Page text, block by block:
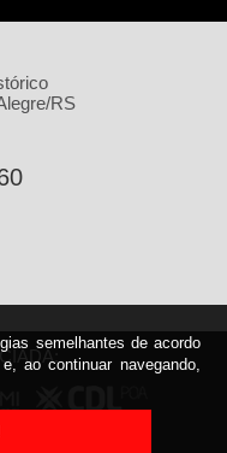
semelhantes de acordo
ao continuar navegando,
RS